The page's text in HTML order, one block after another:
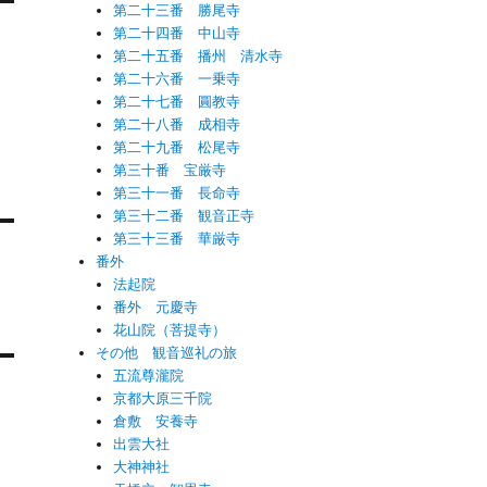
第二十三番 勝尾寺
第二十四番 中山寺
第二十五番 播州 清水寺
第二十六番 一乗寺
第二十七番 圓教寺
第二十八番 成相寺
第二十九番 松尾寺
第三十番 宝厳寺
第三十一番 長命寺
第三十二番 観音正寺
第三十三番 華厳寺
番外
法起院
番外 元慶寺
花山院（菩提寺）
その他 観音巡礼の旅
五流尊瀧院
京都大原三千院
倉敷 安養寺
出雲大社
大神神社